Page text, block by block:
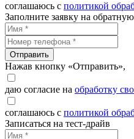
соглашаюсь с политикой
Заполните заявку на обратную
Отправить
Нажав кнопку «Отправить»,
даю согласие на обработку
соглашаюсь с политикой
Записаться на тест-драйв